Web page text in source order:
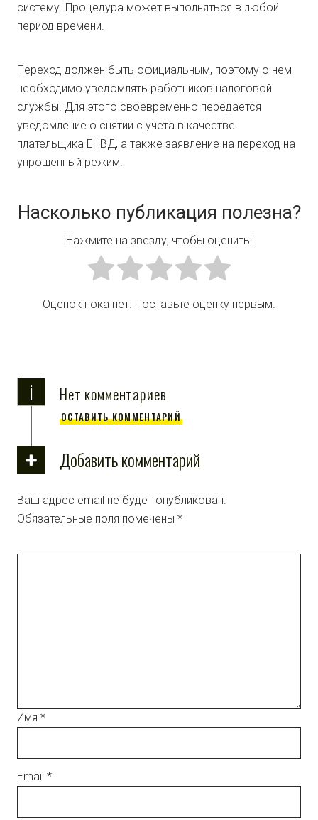
систему. Процедура может выполняться в любой
период времени.
Переход должен быть официальным, поэтому о нем
необходимо уведомлять работников налоговой
службы. Для этого своевременно передается
уведомление о снятии с учета в качестве
плательщика ЕНВД, а также заявление на переход на
упрощенный режим.
Насколько публикация полезна?
Нажмите на звезду, чтобы оценить!
Оценок пока нет. Поставьте оценку первым.
i Нет комментариев
ОСТАВИТЬ КОММЕНТАРИЙ
Добавить комментарий
Ваш адрес email не будет опубликован.
Обязательные поля помечены *
Имя *
Email *